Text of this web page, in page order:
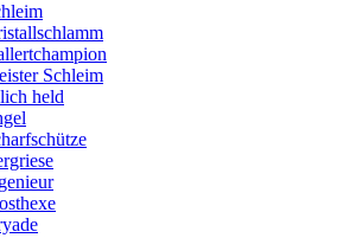
Schleim
held